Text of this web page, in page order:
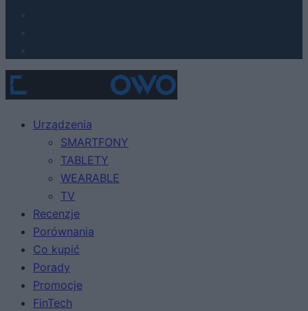
Urządzenia
SMARTFONY
TABLETY
WEARABLE
TV
Recenzje
Porównania
Co kupić
Porady
Promocje
FinTech